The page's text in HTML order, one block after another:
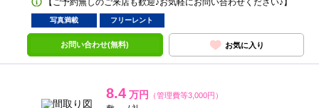
【ご予約無しのご来店も歓迎♪お気軽にお問い合わせください♪】
写真満載 フリーレント
お問い合わせ(無料) お気に入り
8.4 万円 （管理費等3,000円）